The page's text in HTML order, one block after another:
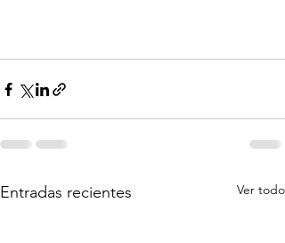
Entradas recientes Ver todo